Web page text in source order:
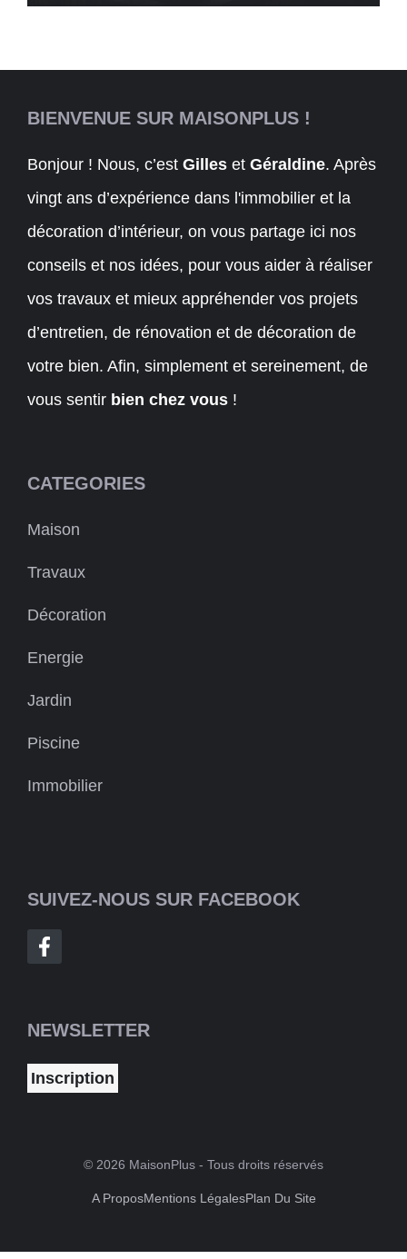
BIENVENUE SUR MAISONPLUS !
Bonjour ! Nous, c’est Gilles et Géraldine. Après
vingt ans d’expérience dans l'immobilier et la
décoration d’intérieur, on vous partage ici nos
conseils et nos idées, pour vous aider à réaliser
vos travaux et mieux appréhender vos projets
d’entretien, de rénovation et de décoration de
votre bien. Afin, simplement et sereinement, de
vous sentir bien chez vous !
CATEGORIES
Maison
Travaux
Décoration
Energie
Jardin
Piscine
Immobilier
SUIVEZ-NOUS SUR FACEBOOK
NEWSLETTER
Inscription
© 2026 MaisonPlus - Tous droits réservés
A ProposMentions LégalesPlan Du Site